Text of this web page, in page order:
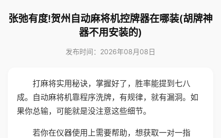
张弛有度!贺州自动麻将机控牌器在哪装(胡牌神
器不用安装的)
发布时间：2026年08月08日
打麻将实用秘诀，掌握好了，胜率能提到七八
成。自动麻将机靠程序洗牌，有规律，就有漏洞。如
果你总输，可能就是没注意这些细节。
若你在仪器使用上需要帮助，想获取一对一指